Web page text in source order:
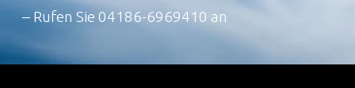
– Rufen Sie 04186-6969410 an